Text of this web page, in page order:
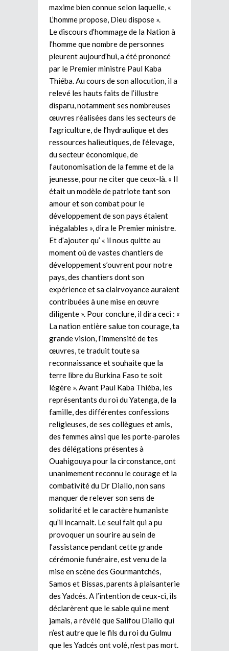
maxime bien connue selon laquelle, «
L’homme propose, Dieu dispose ».
Le discours d’hommage de la Nation à
l’homme que nombre de personnes
pleurent aujourd’hui, a été prononcé
par le Premier ministre Paul Kaba
Thiéba. Au cours de son allocution, il a
relevé les hauts faits de l’illustre
disparu, notamment ses nombreuses
œuvres réalisées dans les secteurs de
l’agriculture, de l’hydraulique et des
ressources halieutiques, de l’élevage,
du secteur économique, de
l’autonomisation de la femme et de la
jeunesse, pour ne citer que ceux-là. « Il
était un modèle de patriote tant son
amour et son combat pour le
développement de son pays étaient
inégalables », dira le Premier ministre.
Et d’ajouter qu’ « il nous quitte au
moment où de vastes chantiers de
développement s’ouvrent pour notre
pays, des chantiers dont son
expérience et sa clairvoyance auraient
contribuées à une mise en œuvre
diligente ». Pour conclure, il dira ceci : «
La nation entière salue ton courage, ta
grande vision, l’immensité de tes
œuvres, te traduit toute sa
reconnaissance et souhaite que la
terre libre du Burkina Faso te soit
légère ». Avant Paul Kaba Thiéba, les
représentants du roi du Yatenga, de la
famille, des différentes confessions
religieuses, de ses collègues et amis,
des femmes ainsi que les porte-paroles
des délégations présentes à
Ouahigouya pour la circonstance, ont
unanimement reconnu le courage et la
combativité du Dr Diallo, non sans
manquer de relever son sens de
solidarité et le caractère humaniste
qu’il incarnait. Le seul fait qui a pu
provoquer un sourire au sein de
l’assistance pendant cette grande
cérémonie funéraire, est venu de la
mise en scène des Gourmantchés,
Samos et Bissas, parents à plaisanterie
des Yadcés. A l’intention de ceux-ci, ils
déclarèrent que le sable qui ne ment
jamais, a révélé que Salifou Diallo qui
n’est autre que le fils du roi du Gulmu
que les Yadcés ont volé, n’est pas mort.